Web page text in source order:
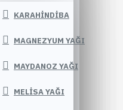
KARAHINDIBA
MAGNEZYUM YAĞI
MAYDANOZ YAĞI
MELISA YAĞI